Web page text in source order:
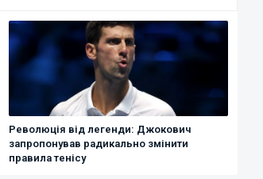
Революція від легенди: Джокович
запропонував радикально змінити
правила тенісу